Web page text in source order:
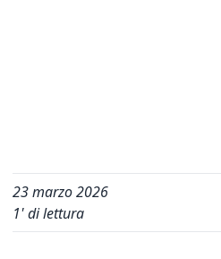
23 marzo 2026
1' di lettura